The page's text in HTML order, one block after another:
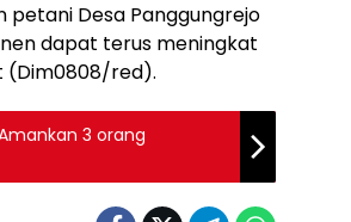
petani Desa Panggungrejo
dapat terus meningkat
(Dim0808/red).
3 orang